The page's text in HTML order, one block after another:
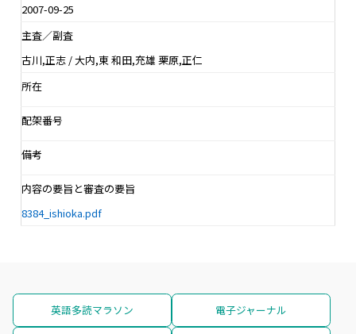
2007-09-25
主査／副査
古川,正志 / 大内,東 和田,充雄 栗原,正仁
所在
配架番号
備考
内容の要旨と審査の要旨
8384_ishioka.pdf
英語多読マラソン 電子ジャーナル